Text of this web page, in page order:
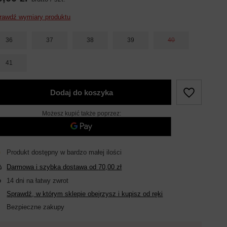
wymiary produktu
36 37 38 39 40
41
Dodaj do koszyka
Możesz kupić także poprzez:
Produkt dostępny w bardzo małej ilości
Darmowa i szybka dostawa od70,00 zł
14 dni na łatwy zwrot
Sprawdź, w którym sklepie obejrzysz i kupisz od ręki
Bezpieczne zakupy